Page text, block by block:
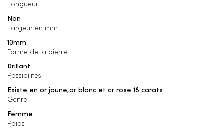
Longueur
Non
Largeur en mm
10mm
Forme de la pierre
Brillant
Possibilités
Existe en or jaune,or blanc et or rose 18 carats
Genre
Femme
Poids